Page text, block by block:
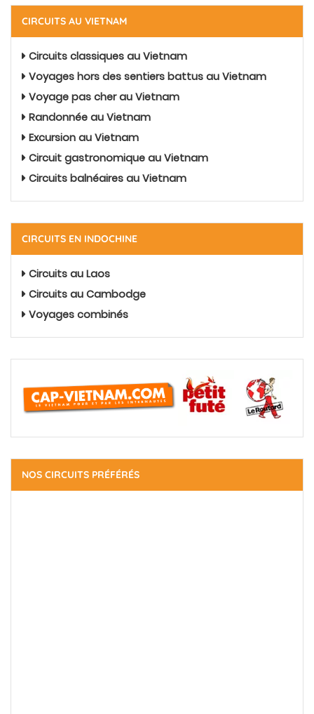
CIRCUITS AU VIETNAM
Circuits classiques au Vietnam
Voyages hors des sentiers battus au Vietnam
Voyage pas cher au Vietnam
Randonnée au Vietnam
Excursion au Vietnam
Circuit gastronomique au Vietnam
Circuits balnéaires au Vietnam
CIRCUITS EN INDOCHINE
Circuits au Laos
Circuits au Cambodge
Voyages combinés
NOS CIRCUITS PRÉFÉRÉS